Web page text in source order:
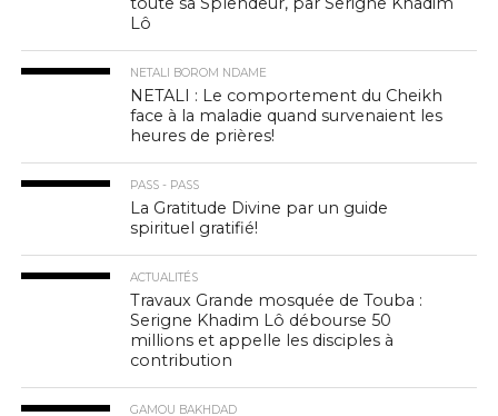
Lô
NETALI BOROM NDAME
NETALI : Le comportement du Cheikh
face à la maladie quand survenaient les
heures de prières!
PASS - PASS
La Gratitude Divine par un guide
spirituel gratifié!
ACTUALITÉS
Travaux Grande mosquée de Touba :
Serigne Khadim Lô débourse 50
millions et appelle les disciples à
contribution
GAMOU BAKHDAD